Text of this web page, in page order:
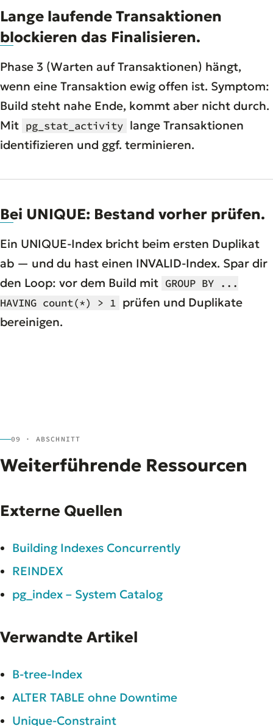
Lange laufende Transaktionen
blockieren das Finalisieren.
Phase 3 (Warten auf Transaktionen) hängt,
wenn eine Transaktion ewig offen ist. Symptom:
Build steht nahe Ende, kommt aber nicht durch.
Mit pg_stat_activity lange Transaktionen
identifizieren und ggf. terminieren.
Bei UNIQUE: Bestand vorher prüfen.
Ein UNIQUE-Index bricht beim ersten Duplikat
ab — und du hast einen INVALID-Index. Spar dir
den Loop: vor dem Build mit GROUP BY ...
HAVING count(*) > 1 prüfen und Duplikate
bereinigen.
09 · ABSCHNITT
Weiterführende Ressourcen
Externe Quellen
Building Indexes Concurrently
REINDEX
pg_index – System Catalog
Verwandte Artikel
B-tree-Index
ALTER TABLE ohne Downtime
Unique-Constraint